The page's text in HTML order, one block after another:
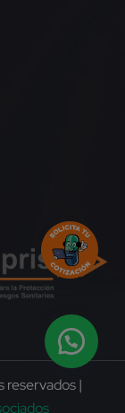
reservados |